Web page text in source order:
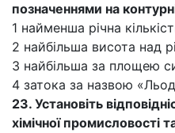
позначеннями на
1 найменша річна
2 найбільша висота над
3 найбільша за площею
4 затока за назвою
23. Установіть
хімічної промисловості